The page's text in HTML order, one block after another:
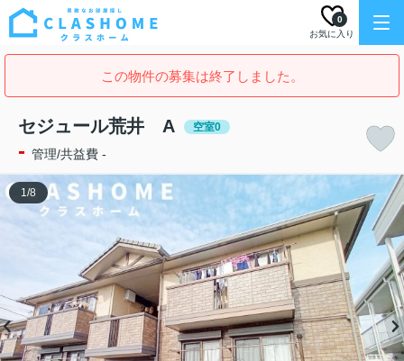
お気に入り
0
この物件の募集は終了しました。
セジュール荒井 A 空室0
- 管理/共益費 -
1/8